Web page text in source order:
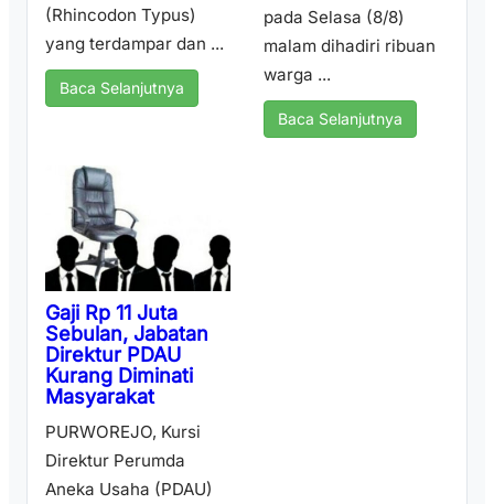
(Rhincodon Typus)
yang terdampar dan ...
Baca Selanjutnya
pada Selasa (8/8)
malam dihadiri ribuan
warga ...
Baca Selanjutnya
Gaji Rp 11 Juta
Sebulan, Jabatan
Direktur PDAU
Kurang Diminati
Masyarakat
PURWOREJO, Kursi
Direktur Perumda
Aneka Usaha (PDAU)